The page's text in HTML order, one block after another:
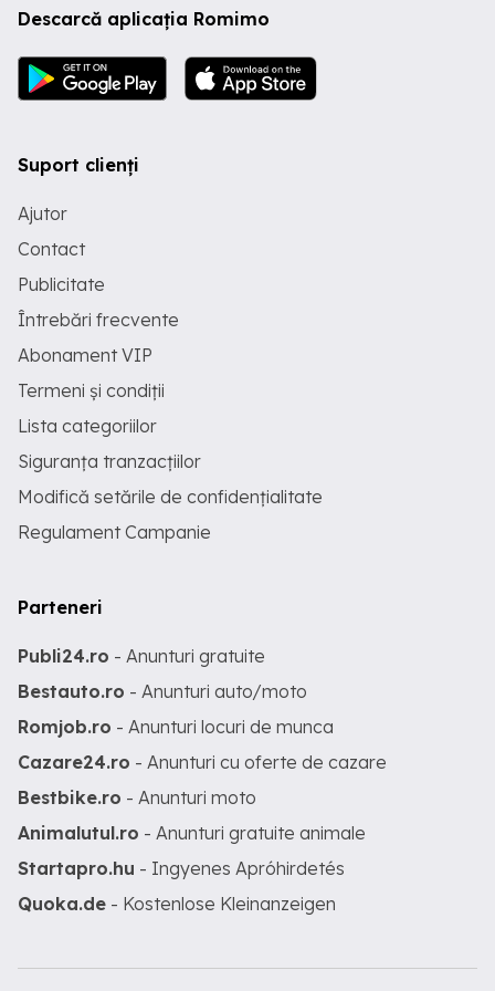
Descarcă aplicația Romimo
Suport clienți
Ajutor
Contact
Publicitate
Întrebări frecvente
Abonament VIP
Termeni și condiții
Lista categoriilor
Siguranța tranzacțiilor
Modifică setările de confidențialitate
Regulament Campanie
Parteneri
Publi24.ro - Anunturi gratuite
Bestauto.ro - Anunturi auto/moto
Romjob.ro - Anunturi locuri de munca
Cazare24.ro - Anunturi cu oferte de cazare
Bestbike.ro - Anunturi moto
Animalutul.ro - Anunturi gratuite animale
Startapro.hu - Ingyenes Apróhirdetés
Quoka.de - Kostenlose Kleinanzeigen